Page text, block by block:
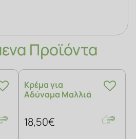
Προϊόντα
Κρέμα για
Αδύναμα Μαλλιά
18,50€